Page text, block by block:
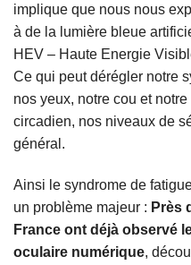
implique que nous nous
à de la lumière bleue
HEV – Haute Energie
Ce qui peut dérégler notre
nos yeux, notre cou et
circadien, nos niveaux de
général.
Ainsi le syndrome de
un problème majeur : Près
France ont déjà observé
oculaire numérique,